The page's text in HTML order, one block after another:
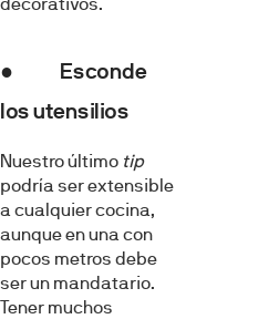
● Esconde
los utensilios
Nuestro último tip
podría ser extensible
a cualquier cocina,
aunque en una con
pocos metros debe
ser un mandatario.
Tener muchos